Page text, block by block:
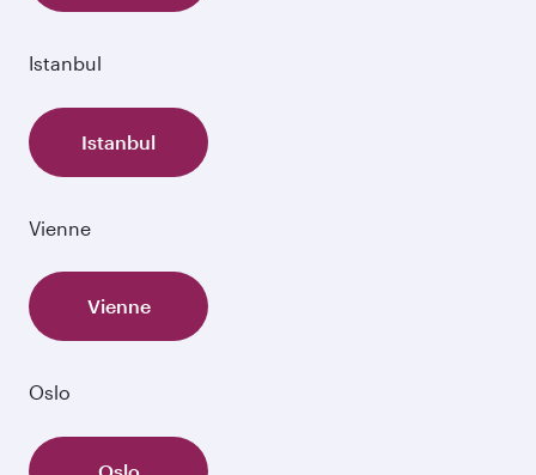
Istanbul
Istanbul
Vienne
Vienne
Oslo